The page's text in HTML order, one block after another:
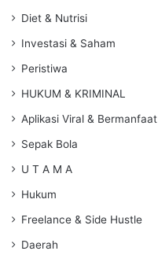
Diet & Nutrisi
Investasi & Saham
Peristiwa
HUKUM & KRIMINAL
Aplikasi Viral & Bermanfaat
Sepak Bola
U T A M A
Hukum
Freelance & Side Hustle
Daerah